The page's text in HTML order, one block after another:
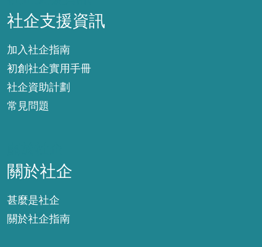
社企支援資訊
加入社企指南
初創社企實用手冊
社企資助計劃
常見問題
關於社企
甚麼是社企
關於社企指南